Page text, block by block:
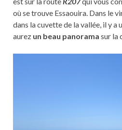
où se trouve Essaouira. Dans le
dans la cuvette de la vallée, il y a
aurez un beau panorama sur la